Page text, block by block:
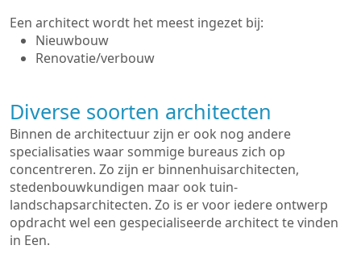
Een architect wordt het meest ingezet bij:
Nieuwbouw
Renovatie/verbouw
Diverse soorten architecten
Binnen de architectuur zijn er ook nog andere
specialisaties waar sommige bureaus zich op
concentreren. Zo zijn er binnenhuisarchitecten,
stedenbouwkundigen maar ook tuin-
landschapsarchitecten. Zo is er voor iedere ontwerp
opdracht wel een gespecialiseerde architect te vinden
in Een.